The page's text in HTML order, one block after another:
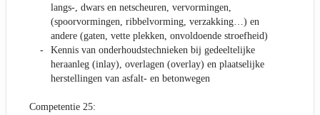
langs-, dwars en netscheuren, vervormingen,
(spoorvormingen, ribbelvorming, verzakking…) en
andere (gaten, vette plekken, onvoldoende stroefheid)
Kennis van onderhoudstechnieken bij gedeeltelijke
heraanleg (inlay), overlagen (overlay) en plaatselijke
herstellingen van asfalt- en betonwegen
Competentie 25: